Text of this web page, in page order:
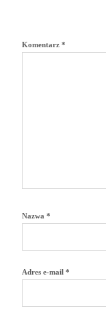
Komentarz *
Nazwa *
Adres e-mail *